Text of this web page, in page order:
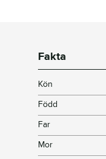
Fakta
Kön
Född
Far
Mor